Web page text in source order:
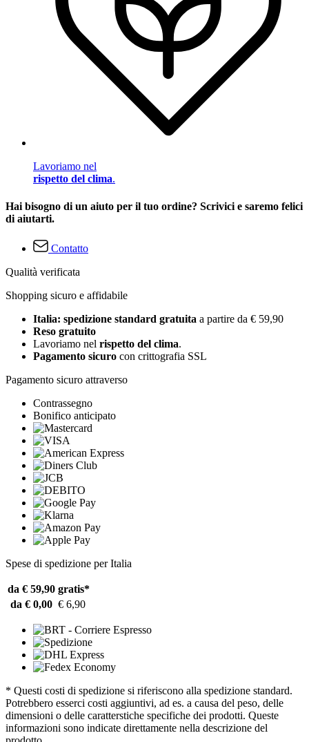
Lavoriamo nel
rispetto del clima.
Hai bisogno di un aiuto per il tuo ordine? Scrivici e saremo felici
di aiutarti.
Contatto
Qualità verificata
Shopping sicuro e affidabile
Italia: spedizione standard gratuita a partire da € 59,90
Reso gratuito
Lavoriamo nel rispetto del clima.
Pagamento sicuro con crittografia SSL
Pagamento sicuro attraverso
Contrassegno
Bonifico anticipato
Spese di spedizione per Italia
da € 59,90 gratis*
da € 0,00 € 6,90
* Questi costi di spedizione si riferiscono alla spedizione standard.
Potrebbero esserci costi aggiuntivi, ad es. a causa del peso, delle
dimensioni o delle caratterstiche specifiche dei prodotti. Queste
informazioni sono indicate direttamente nella descrizione del